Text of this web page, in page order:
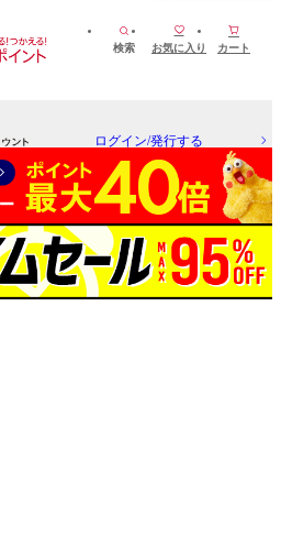
検索 お気に入り カート
ログイン/発行する